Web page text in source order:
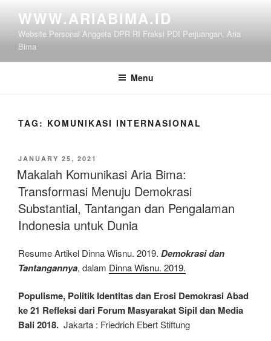
content
WWW.ARIABIMA.ID
Website Personal Anggota DPR RI Fraksi PDI Perjuangan, Aria
Bima
Menu
TAG: KOMUNIKASI INTERNASIONAL
POSTED
ON
JANUARY 25, 2021
Makalah Komunikasi Aria Bima:
Transformasi Menuju Demokrasi
Substantial, Tantangan dan Pengalaman
Indonesia untuk Dunia
Resume Artikel Dinna Wisnu. 2019. Demokrasi dan
Tantangannya, dalam Dinna Wisnu. 2019.
Populisme, Politik Identitas dan Erosi Demokrasi Abad
ke 21 Refleksi dari Forum Masyarakat Sipil dan Media
Bali 2018. Jakarta : Friedrich Ebert Stiftung